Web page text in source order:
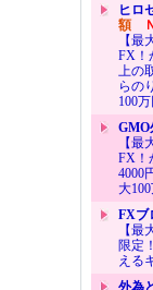
ヒロ
額Ｎ
【最
FX！
上の
らの
100
GMO
【最
FX！
4000
大
FXブ
【
限定
える
外為